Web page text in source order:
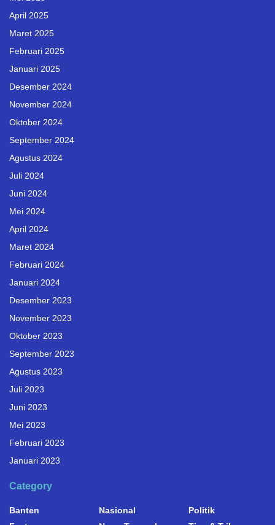
April 2025
Maret 2025
Februari 2025
Januari 2025
Desember 2024
November 2024
Oktober 2024
September 2024
Agustus 2024
Juli 2024
Juni 2024
Mei 2024
April 2024
Maret 2024
Februari 2024
Januari 2024
Desember 2023
November 2023
Oktober 2023
September 2023
Agustus 2023
Juli 2023
Juni 2023
Mei 2023
Februari 2023
Januari 2023
Category
Banten
Nasional
Politik